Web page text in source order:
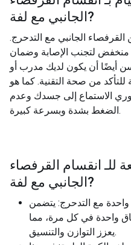
الجانبي مع لفة?
القرفصاء الجانبي مع التدحرج.
منخفض لتجنب الإصابة وضمان
أيضًا أن يكون لديك مدرب أو
من صحة التقنية. كما هو
الاستماع إلى جسدك وعدم
الضغط بشدة وبسرعة كبيرة.
للـ انقسام القرفصاء
الجانبي مع لفة?
مع التدحرج: يتضمن
واحدة في كل مرة، مما
يعزز التوازن والتنسيق.